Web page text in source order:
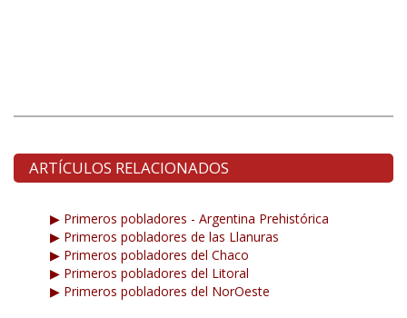
ARTÍCULOS RELACIONADOS
▶ Primeros pobladores - Argentina Prehistórica
▶ Primeros pobladores de las Llanuras
▶ Primeros pobladores del Chaco
▶ Primeros pobladores del Litoral
▶ Primeros pobladores del NorOeste